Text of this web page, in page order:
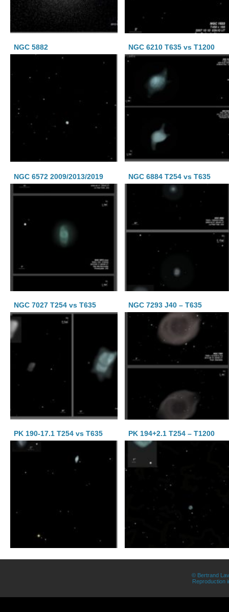
NGC 5882 NGC 6210 T635 vs T1200
NGC 6572 2009/2013/2019 NGC 6884 T254 vs T635
NGC 7027 T254 vs T635 NGC 7293 J40 – T635
PK 190-17.1 T254 vs T635 PK 194+2.1 T254 – T1200
© Bertrand
Reproduction